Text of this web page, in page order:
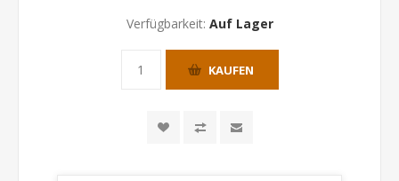
Verfügbarkeit: Auf Lager
KAUFEN